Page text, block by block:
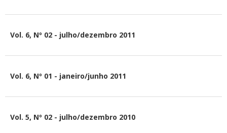
Vol. 6, Nº 02 - julho/dezembro 2011
Vol. 6, Nº 01 - janeiro/junho 2011
Vol. 5, Nº 02 - julho/dezembro 2010